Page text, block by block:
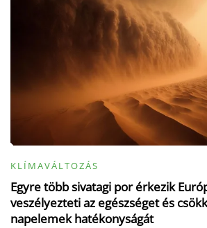
KLÍMAVÁLTOZÁS
Egyre több sivatagi por érkezik
veszélyezteti az egészséget és
napelemek hatékonyságát